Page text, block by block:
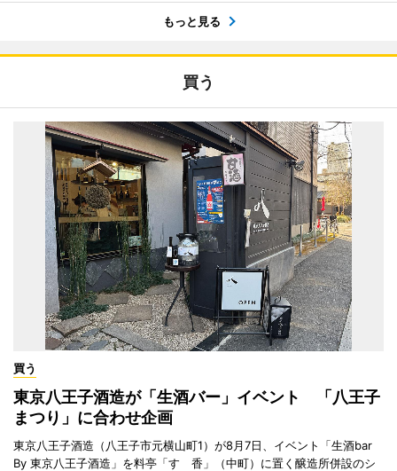
もっと見る
買う
買う
東京八王子酒造が「生酒バー」イベント 「八王子
まつり」に合わせ企画
東京八王子酒造（八王子市元横山町1）が8月7日、イベント「生酒bar
By 東京八王子酒造」を料亭「すゞ香」（中町）に置く醸造所併設のシ